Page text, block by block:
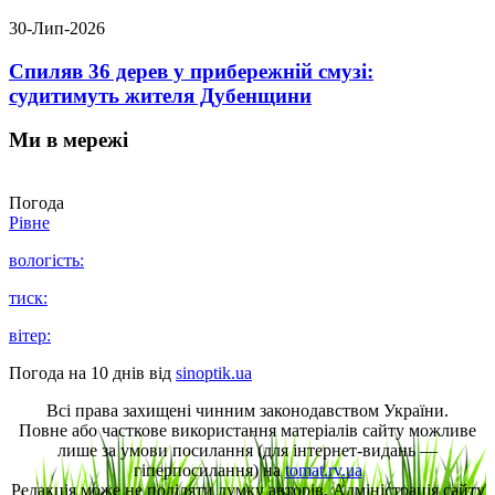
30-Лип-2026
Спиляв 36 дерев у прибережній смузі:
судитимуть жителя Дубенщини
Ми в мережі
Погода
Рівне
вологість:
тиск:
вітер:
Погода на 10 днів від sinoptik.ua
Всі права захищені чинним законодавством України.
Повне або часткове використання матеріалів сайту можливе
лише за умови посилання (для інтернет-видань —
гіперпосилання) наtomat.rv.ua
Редакція може не поділяти думку авторів. Адміністрація сайту